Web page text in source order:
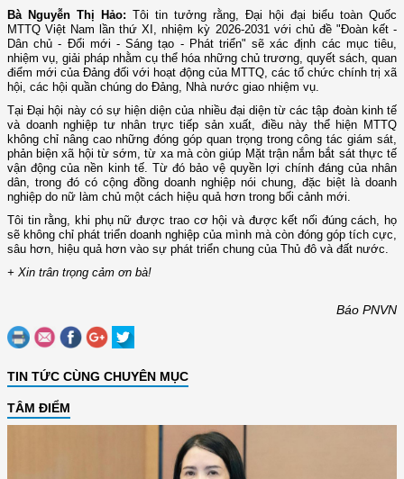
Bà Nguyễn Thị Hảo: Tôi tin tưởng rằng, Đại hội đại biểu toàn Quốc
MTTQ Việt Nam lần thứ XI, nhiệm kỳ 2026-2031 với chủ đề "Đoàn kết -
Dân chủ - Đổi mới - Sáng tạo - Phát triển" sẽ xác định các mục tiêu,
nhiệm vụ, giải pháp nhằm cụ thể hóa những chủ trương, quyết sách, quan
điểm mới của Đảng đối với hoạt động của MTTQ, các tổ chức chính trị xã
hội, các hội quần chúng do Đảng, Nhà nước giao nhiệm vụ.
Tại Đại hội này có sự hiện diện của nhiều đại diện từ các tập đoàn kinh tế
và doanh nghiệp tư nhân trực tiếp sản xuất, điều này thể hiện MTTQ
không chỉ nâng cao những đóng góp quan trọng trong công tác giám sát,
phản biện xã hội từ sớm, từ xa mà còn giúp Mặt trận nắm bắt sát thực tế
vận động của nền kinh tế. Từ đó bảo vệ quyền lợi chính đáng của nhân
dân, trong đó có cộng đồng doanh nghiệp nói chung, đặc biệt là doanh
nghiệp do nữ làm chủ một cách hiệu quả hơn trong bối cảnh mới.
Tôi tin rằng, khi phụ nữ được trao cơ hội và được kết nối đúng cách, họ
sẽ không chỉ phát triển doanh nghiệp của mình mà còn đóng góp tích cực,
sâu hơn, hiệu quả hơn vào sự phát triển chung của Thủ đô và đất nước.
+ Xin trân trọng cảm ơn bà!
Báo PNVN
TIN TỨC CÙNG CHUYÊN MỤC
TÂM ĐIỂM